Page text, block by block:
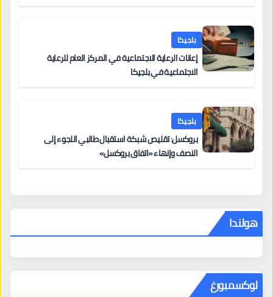
بلجيكا
إعانات الرعاية الاجتماعية في المركز العام للرعاية
الاجتماعية في بلجيكا
بلجيكا
بروكسل: تقليص شبكة استقبال طالبي اللجوء إلى
النصف وإنهاء «اتفاق بروكسل»
هولندا
لوكسمبورغ